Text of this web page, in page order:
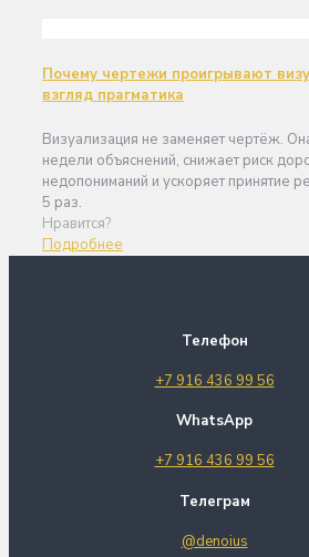
Почему чертежи проигрывают
взгляд прагматика
Визуализация не заменяет чертёж.
недели объяснений, снижает риск
недопониманий и ускоряет принятие
5 раз.
Нравится?
Подробнее
Телефон
+7 916 436 99 56
WhatsApp
+7 916 436 99 56
Телеграм
@denoius